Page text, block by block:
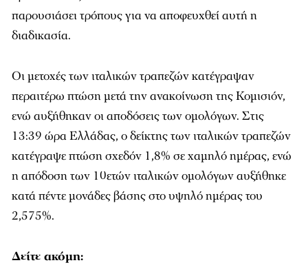
παρουσιάσει τρόπους για να αποφευχθεί αυτή η
διαδικασία.
Οι μετοχές των ιταλικών τραπεζών κατέγραψαν
περαιτέρω πτώση μετά την ανακοίνωση της Κομισιόν,
ενώ αυξήθηκαν οι αποδόσεις των ομολόγων. Στις
13:39 ώρα Ελλάδας, ο δείκτης των ιταλικών τραπεζών
κατέγραψε πτώση σχεδόν 1,8% σε χαμηλό ημέρας, ενώ
η απόδοση των 10ετών ιταλικών ομολόγων αυξήθηκε
κατά πέντε μονάδες βάσης στο υψηλό ημέρας του
2,575%.
Δείτε ακόμη: